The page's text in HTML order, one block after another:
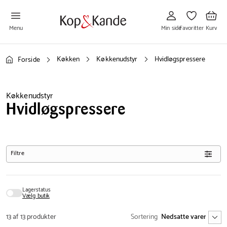
Menu
til
Min
side
Min side
til
Favoritter
Favoritter
til
Kurv
Kurv
Forside Køkken Køkkenudstyr Hvidløgspressere
Køkkenudstyr
Hvidløgspressere
Filtre
Lagerstatus
Vælg butik
13 af 13 produkter Sortering